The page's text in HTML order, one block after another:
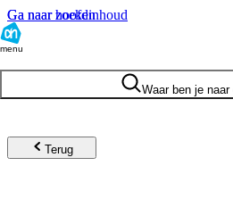
Ga naar hoofdinhoud
Ga naar zoeken
menu
Waar ben je
Terug